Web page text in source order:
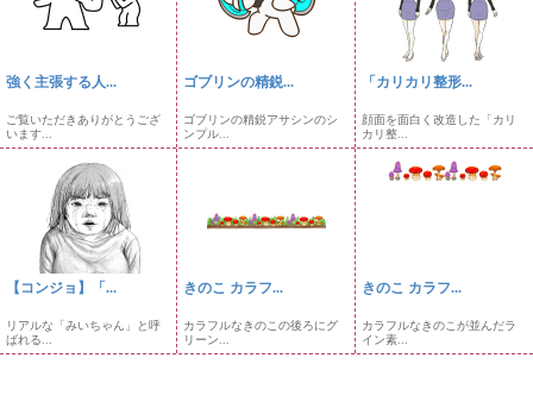
強く主張する人...
ご覧いただきありがとうござ
います...
ゴブリンの精鋭...
ゴブリンの精鋭アサシンのシ
ンプル...
「カリカリ整形...
顔面を面白く改造した「カリ
カリ整...
【コンジョ】「...
リアルな「みいちゃん」と呼
ばれる...
きのこ カラフ...
カラフルなきのこの後ろにグ
リーン...
きのこ カラフ...
カラフルなきのこが並んだラ
イン素...